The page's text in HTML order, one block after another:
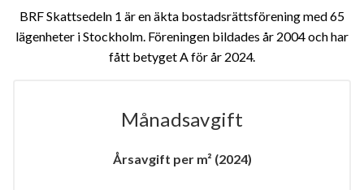
BRF Skattsedeln 1 är en äkta bostadsrättsförening med 65
lägenheter i Stockholm. Föreningen bildades år 2004 och har
fått betyget A för år 2024
Månadsavgift
Årsavgift per m² (2024)